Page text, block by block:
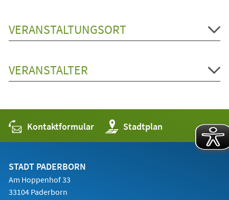
VERANSTALTUNGSORT
VERANSTALTER
Kontaktformular Stadtplan
(Öffnet
in
einem
STADT PADERBORN
Am Hoppenhof 33
33104 Paderborn